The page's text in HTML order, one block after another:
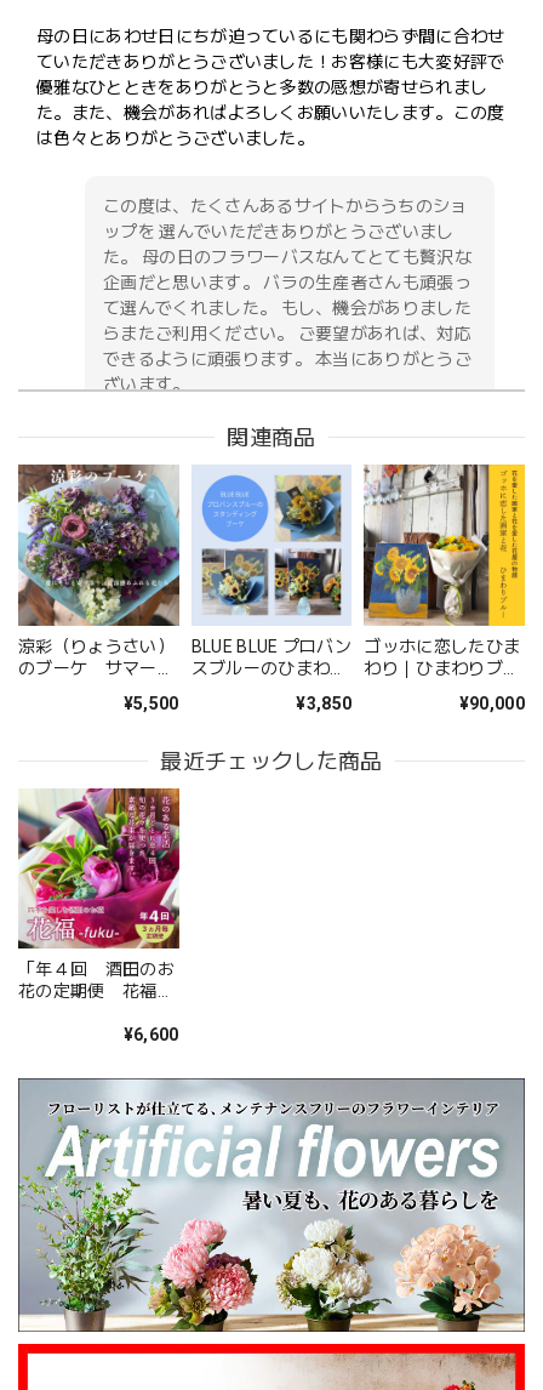
母の日にあわせ日にちが迫っているにも関わらず間に合わせ
ていただきありがとうございました！お客様にも大変好評で
優雅なひとときをありがとうと多数の感想が寄せられまし
た。また、機会があればよろしくお願いいたします。この度
は色々とありがとうございました。
この度は、たくさんあるサイトからうちのショ
ップを 選んでいただきありがとうございまし
た。 母の日のフラワーバスなんてとても贅沢な
企画だと思います。 バラの生産者さんも頑張っ
て選んでくれました。 もし、機会がありました
らまたご利用ください。 ご要望があれば、対応
できるように頑張ります。 本当にありがとうご
ざいます。
2026/05/09
無事に届いたようです。 注文時に、間違えて記入してどう
しようと思っていた所に、丁寧な電話をいただき助かりまし
た。 送り先の友人から写真が送られてきましたが、とても
立派なアレンジメントで感激しました。 友人も喜んでいま
慮されていたようです。 お願いして良かったです。 また機
ました。
このたびは大切なご友人への贈り物に、当店の
お花をお選びいただき誠にありがとうございま
した。 また、ご友人にもお喜びいただけたとの
こと、そしてお送りしたアレンジメントを「立
派」とお褒めいただき、大変嬉しく拝見しまし
た。 配送についてもご満足いただけたようで何
よりです。 温かいお言葉を励みに、これからも
のご利用を心よりお待ちしております。 このた
心を伝える花 キモチ 「ありがとう ARIGATO」 6600
姉の誕生日に花束を注文しました。 予め希望やイメージを
伝えたところ、レアなバラを入れて下さり、ワンランクアッ
プでハイセンスな華やかな花束を作ってくださいました。
姉も大変喜んでくれて、大満足です。 また、お願いしま
す。 安心してお願いできるお花屋さんです。
関連商品
涼彩（りょうさい）
のブーケ サマーギ
寄り添う、清涼感あ
¥5,500
BLUE BLUE プロバン
スブルーのひまわり
¥3,850
ゴッホに恋したひま
わり｜ひまわりブー
ット｜畠山秀雄アト
¥90,000
最近チェックした商品
「年４回 酒田のお
花の定期便 花福
四季を感じる旬の酒
ます。
¥6,600